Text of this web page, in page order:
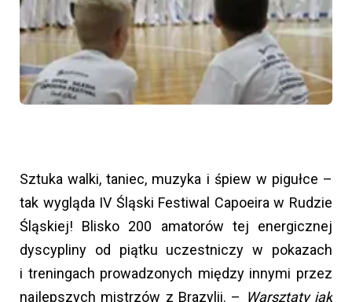
Sztuka walki, taniec, muzyka i śpiew w pigułce –
tak wygląda IV Śląski Festiwal Capoeira w Rudzie
Śląskiej! Blisko 200 amatorów tej energicznej
dyscypliny od piątku uczestniczy w pokazach
i treningach prowadzonych między innymi przez
najlepszych mistrzów z Brazylii. – Warsztaty jak